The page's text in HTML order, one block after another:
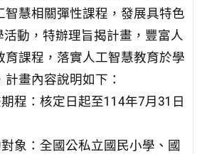
智慧相關彈性課程，發展具特色
活動，特辦理旨揭計畫，豐富人
育課程，落實人工智慧教育於學
計畫內容說明如下：
程：核定日起至114年7月31日
象：全國公私立國民小學、國